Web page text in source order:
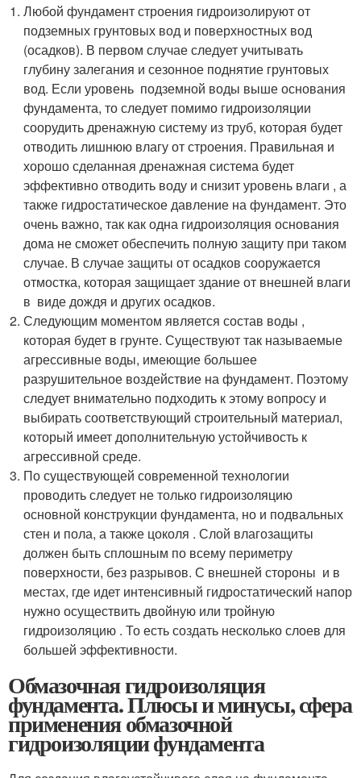
Любой фундамент строения гидроизолируют от
подземных грунтовых вод и поверхностных вод
(осадков). В первом случае следует учитывать
глубину залегания и сезонное поднятие грунтовых
вод. Если уровень подземной воды выше основания
фундамента, то следует помимо гидроизоляции
соорудить дренажную систему из труб, которая будет
отводить лишнюю влагу от строения. Правильная и
хорошо сделанная дренажная система будет
эффективно отводить воду и снизит уровень влаги , а
также гидростатическое давление на фундамент. Это
очень важно, так как одна гидроизоляция основания
дома не сможет обеспечить полную защиту при таком
случае. В случае защиты от осадков сооружается
отмостка, которая защищает здание от внешней влаги
в виде дождя и других осадков.
Следующим моментом является состав воды ,
которая будет в грунте. Существуют так называемые
агрессивные воды, имеющие большее
разрушительное воздействие на фундамент. Поэтому
следует внимательно подходить к этому вопросу и
выбирать соответствующий строительный материал,
который имеет дополнительную устойчивость к
агрессивной среде.
По существующей современной технологии
проводить следует не только гидроизоляцию
основной конструкции фундамента, но и подвальных
стен и пола, а также цоколя . Слой влагозащиты
должен быть сплошным по всему периметру
поверхности, без разрывов. С внешней стороны и в
местах, где идет интенсивный гидростатический напор
нужно осуществить двойную или тройную
гидроизоляцию . То есть создать несколько слоев для
большей эффективности.
Обмазочная гидроизоляция
фундамента. Плюсы и минусы, сфера
применения обмазочной
гидроизоляции фундамента